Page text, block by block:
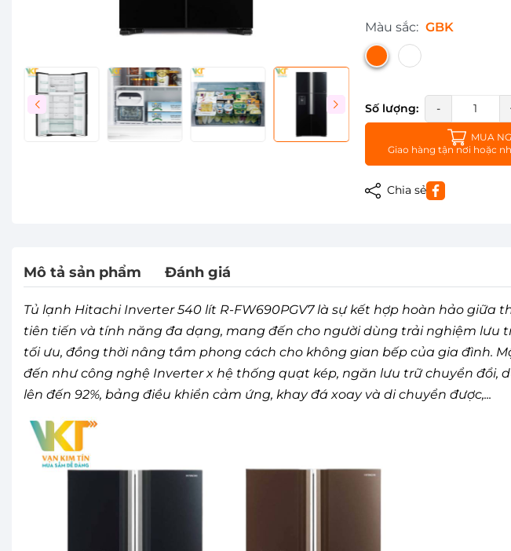
Màu sắc: GBK
Số lượng: -
MUA
Giao hàng tận nơi hoặc
Chia sẻ
Mô tả sản phẩm Đánh giá
Tủ lạnh Hitachi Inverter 540 lít R-FW690PGV7 là sự kết hợp hoàn hảo giữa
tiên tiến và tính năng đa dạng, mang đến cho người dùng trải nghiệm lưu
tối ưu, đồng thời nâng tầm phong cách cho không gian bếp của gia đình.
đến như công nghệ Inverter x hệ thống quạt kép, ngăn lưu trữ chuyển đổi,
lên đến 92%, bảng điều khiển cảm ứng, khay đá xoay và di chuyển được,...